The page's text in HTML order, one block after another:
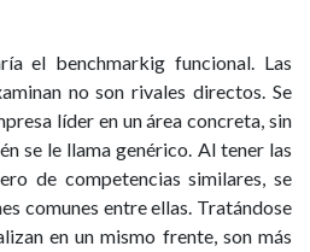
el benchmarkig funcional. Las
no son rivales directos. Se
líder en un área concreta, sin
se le llama genérico. Al tener las
de competencias similares, se
comunes entre ellas. Tratándose
en un mismo frente, son más